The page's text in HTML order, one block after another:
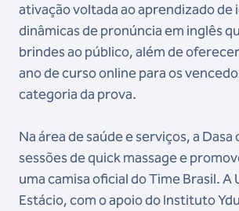
ativação voltada ao aprendizado de
dinâmicas de pronúncia em inglês
brindes ao público, além de
ano de curso online para os
categoria da prova.
Na área de saúde e serviços, a
sessões de quick massage e
uma camisa oficial do Time Brasil. A
Estácio, com o apoio do Instituto